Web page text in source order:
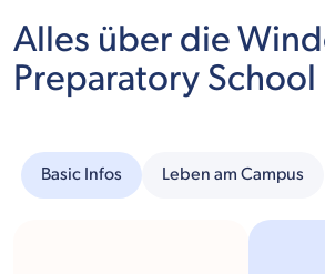
Alles über die
Preparatory School
Basic Infos Leben am Campus